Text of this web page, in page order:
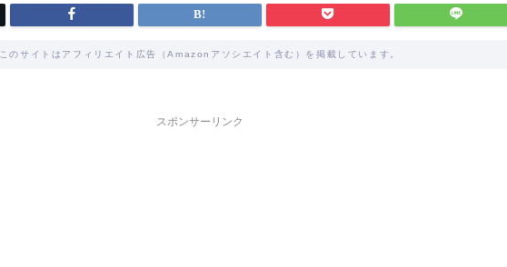
このサイトはアフィリエイト広告（Amazonアソシエイト含む）を掲載しています。
スポンサーリンク